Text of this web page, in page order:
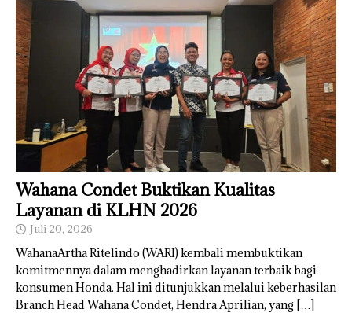
Wahana Condet Buktikan Kualitas
Layanan di KLHN 2026
Juli 20, 2026
WahanaArtha Ritelindo (WARI) kembali membuktikan
komitmennya dalam menghadirkan layanan terbaik bagi
konsumen Honda. Hal ini ditunjukkan melalui keberhasilan
Branch Head Wahana Condet, Hendra Aprilian, yang […]